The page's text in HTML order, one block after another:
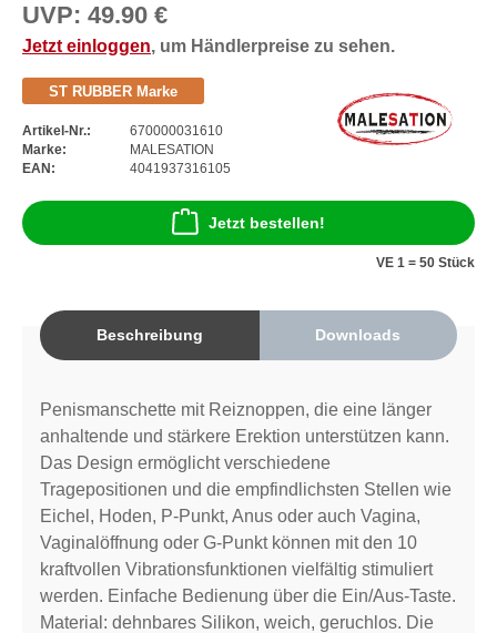
UVP: 49.90 €
Jetzt einloggen, um Händlerpreise zu sehen.
ST RUBBER Marke
Artikel-Nr.:
670000031610
Marke:
MALESATION
EAN:
4041937316105
Jetzt bestellen!
VE 1 = 50 Stück
Beschreibung Downloads
Penismanschette mit Reiznoppen, die eine länger
anhaltende und stärkere Erektion unterstützen kann.
Das Design ermöglicht verschiedene
Tragepositionen und die empfindlichsten Stellen wie
Eichel, Hoden, P-Punkt, Anus oder auch Vagina,
Vaginalöffnung oder G-Punkt können mit den 10
kraftvollen Vibrationsfunktionen vielfältig stimuliert
werden. Einfache Bedienung über die Ein/Aus-Taste.
Material: dehnbares Silikon, weich, geruchlos. Die